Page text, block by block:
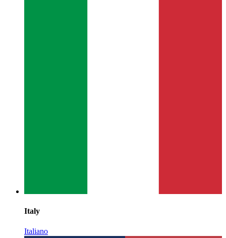
Italy
Italiano